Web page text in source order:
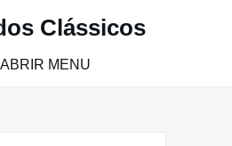
Clássicos
ABRIR MENU